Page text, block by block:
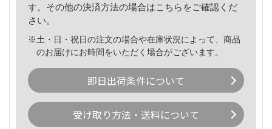
す。その他の決済方法の場合はこちら をご確認くだ
さい。
※土・日・祝日の注文の場合や在庫状況によって、商品
のお届けにお時間をいただく場合がございます。
即日出荷条件について
受け取り方法・送料について